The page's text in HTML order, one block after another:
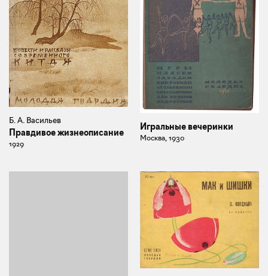
Б. А. Васильев
Правдивое жизнеописание
1929
Игральные вечеринки
Москва, 1930